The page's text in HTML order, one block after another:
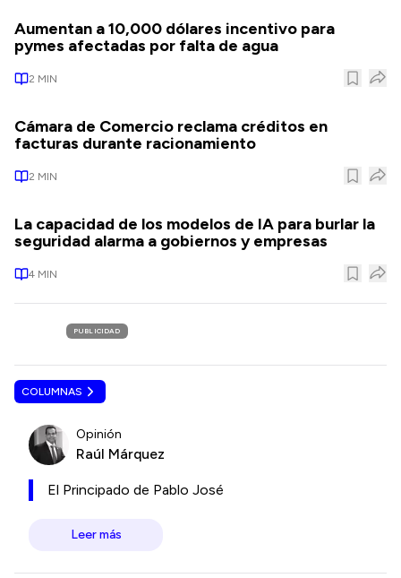
Aumentan a 10,000 dólares incentivo para
pymes afectadas por falta de agua
2 MIN
Cámara de Comercio reclama créditos en
facturas durante racionamiento
2 MIN
La capacidad de los modelos de IA para burlar la
seguridad alarma a gobiernos y empresas
4 MIN
PUBLICIDAD
COLUMNAS
Opinión
Raúl Márquez
El Principado de Pablo José
Leer más